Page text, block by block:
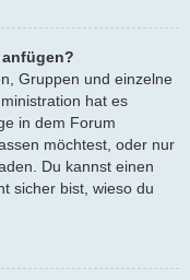
Gruppen und einzelne
hat es
in dem Forum
möchtest, oder nur
Du kannst einen
sicher bist, wieso du